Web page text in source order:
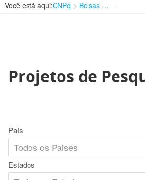
Você está aqui:CNPq Bolsas e Auxílios Vigentes
Projetos de
País
Estados